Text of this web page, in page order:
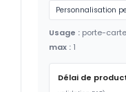
Personnalisation
Usage : porte-
max : 1
Délai de